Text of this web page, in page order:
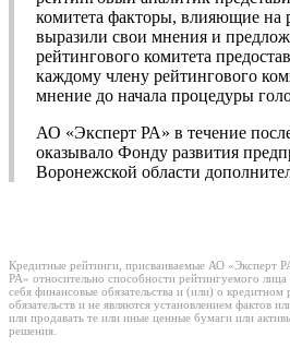
комитета факторы, влияющие на
выразили свои мнения и
рейтингового комитета
каждому члену рейтингового
мнение до начала процедуры
АО «Эксперт РА» в течение
оказывало Фонду развития
Воронежской области
Кредитные рейтинги, присваиваемые АО «Эксперт
РА» относительно способности рейтингуемого
себя финансовые обязательства и (или) о
обязательств и не являются установлением фактов
или продавать те или иные ценные бумаги или
решения.